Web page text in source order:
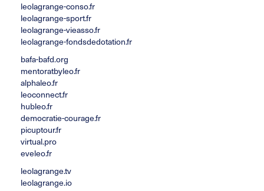
leolagrange-conso.fr
leolagrange-sport.fr
leolagrange-vieasso.fr
leolagrange-fondsdedotation.fr
bafa-bafd.org
mentoratbyleo.fr
alphaleo.fr
leoconnect.fr
hubleo.fr
democratie-courage.fr
picuptour.fr
virtual.pro
eveleo.fr
leolagrange.tv
leolagrange.io